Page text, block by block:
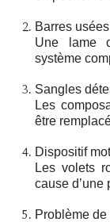
Barres usées
Une lame
système
Sangles
Les
être
Dispositif
Les volets
cause d’une
Problème